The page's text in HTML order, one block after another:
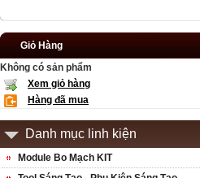
Giỏ Hàng
Không có sản phẩm
Xem giỏ hàng
Hàng đã mua
Danh mục linh kiện
Module Bo Mạch KIT